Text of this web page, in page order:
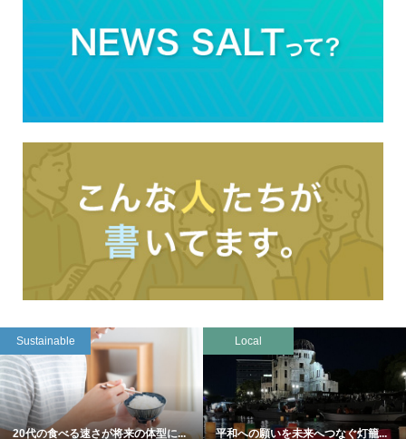
Sustainable
20代の食べる速さが将来の体型に...
Local
平和への願いを未来へつなぐ灯籠...